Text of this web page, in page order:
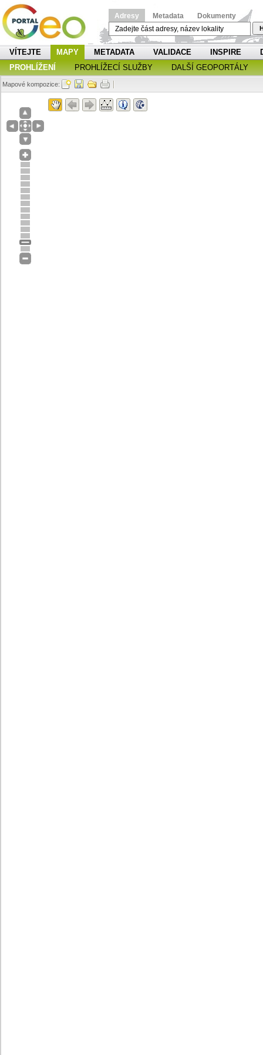
Adresy Metadata Dokumenty
VÍTEJTE MAPY METADATA VALIDACE INSPIRE
PROHLÍŽENÍ
PROHLÍŽECÍ SLUŽBY DALŠÍ GEOPORTÁLY
Mapové kompozice: